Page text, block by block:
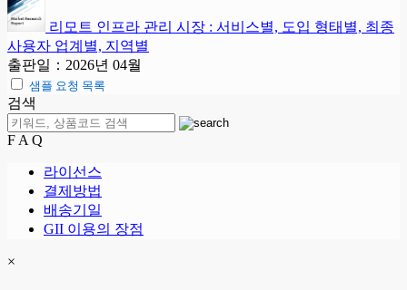
리모트 인프라 관리 시장 : 서비스별, 도입 형태별, 최종
사용자 업계별, 지역별
출판일：2026년 04월
샘플 요청 목록
검색
F A Q
라이선스
결제방법
배송기일
GII 이용의 장점
×